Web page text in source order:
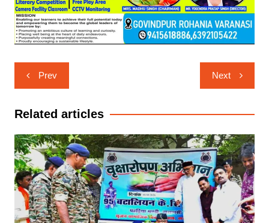
Post
navigation
Prev Next
Related articles